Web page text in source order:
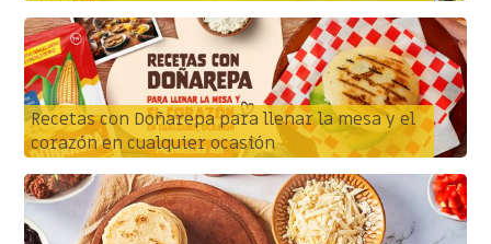
Recetas con Doñarepa para llenar la mesa y el
corazón en cualquier ocasión